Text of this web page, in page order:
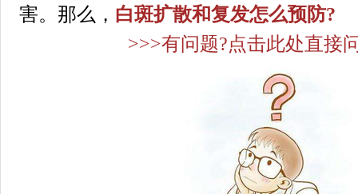
害。那么， 白斑扩散和复发怎么预防?
>>>有问题?点击此处直接